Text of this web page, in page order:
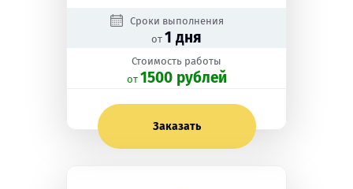
Сроки выполнения
от 1 дня
Стоимость работы
oт 1500 рублей
Заказать